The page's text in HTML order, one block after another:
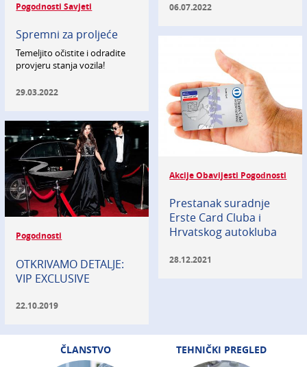
06.07.2022
Pogodnosti Savjeti
Spremni za proljeće
Temeljito očistite i odradite
provjeru stanja vozila!
29.03.2022
Akcije Obavijesti Pogodnosti
Prestanak suradnje
Erste Card Cluba i
Hrvatskog autokluba
28.12.2021
Pogodnosti
OTKRIVAMO DETALJE:
VIP EXCLUSIVE
22.10.2019
ČLANSTVO TEHNIČKI PREGLED